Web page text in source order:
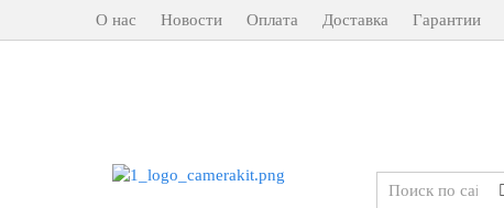
О нас Новости Оплата Доставка Гарантии